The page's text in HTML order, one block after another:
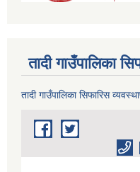
तादी गाउँपालिका
तादी गाउँपालिका सिफारिस